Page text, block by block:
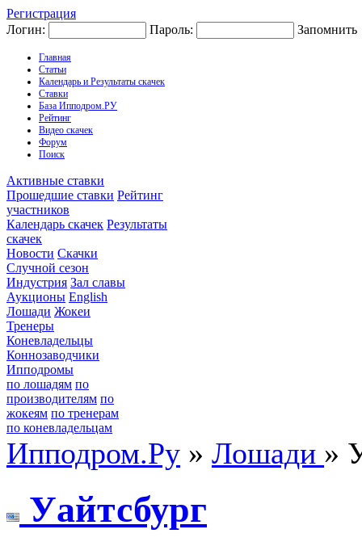
Регистрация
Логин:
Пароль: Запомнить
Главная
Статьи
Календарь и Результаты скачек
Ставки
База Ипподром.РУ
Рейтинг
Видео скачек
Форум
Поиск
Активные ставки
Прошедшие ставки Рейтинг
участников
Календарь скачек Результаты
скачек
Новости Скачки
Случной сезон
Индустрия Зал славы
Аукционы English
Лошади Жокеи
Тренеры
Коневладельцы
Коннозаводчики
Ипподромы
по лошадям по
производителям по
жокеям по тренерам
по коневладельцам
Ипподром.Ру » Лошади »
Уайтсбуpг